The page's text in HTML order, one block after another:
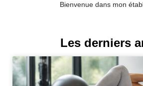
Bienvenue dans mon
Les derniers